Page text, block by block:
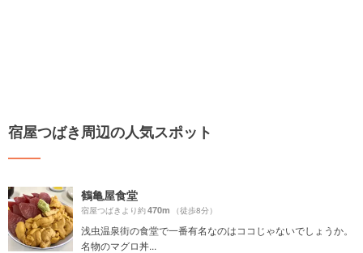
宿屋つばき周辺の人気スポット
鶴亀屋食堂
宿屋つばきより約470m （徒歩8分）
浅虫温泉街の食堂で一番有名なのはココじゃないでしょうか。
名物のマグロ丼...